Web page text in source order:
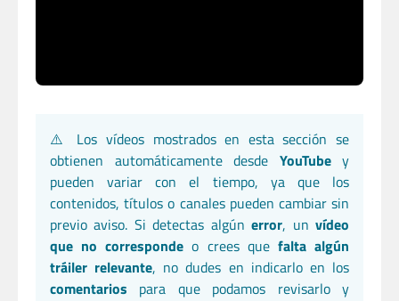
⚠️ Los vídeos mostrados en esta sección se
obtienen automáticamente desde YouTubey
pueden variar con el tiempo, ya que los
contenidos, títulos o canales pueden cambiar sin
previo aviso. Si detectas algúnerror, unvídeo
que no corresponde o crees que falta algún
tráiler relevante, no dudes en indicarlo en los
comentarios para que podamos revisarlo y